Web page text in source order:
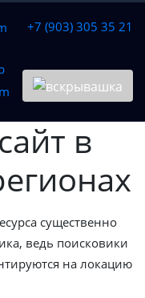
+7 (903) 305 35 21
в
существенно
ведь поисковики
на локацию